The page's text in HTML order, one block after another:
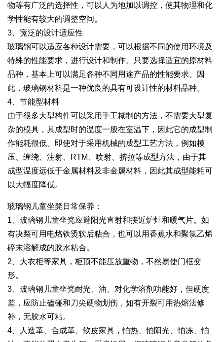
物等有广泛的选择性，可以人为地加以调控，使其物理和化
学性能有较大的调整空间。
3、宽泛的设计适应性
玻璃钢可以适应各种设计需要，可以根据不同的使用环境及
特殊的性能要求，进行设计和制作。只要选择适宜的原材料
品种，基本上可以满足各种不同用途产品的性能要求。因
此，玻璃钢材料是一种优良的具有可设计性的材料品种。
4、节能型材料
由于很多大型构件可以采用手工糊制的方法，不需要大型复
杂的模具，其成型时的温度一般在室温下，因此它的成型制
作能耗很低。即使对于采用机械的成型工艺方法，例如模
压、缠绕、注射、RTM、喷射、挤拉等成型方法，由于其
成型温度远低于金属材料及非金属材料，因此其成型能耗可
以大幅度降低。
玻璃钢儿童坐凳日常保养：
1、玻璃钢儿童坐凳应避阳光直射和接近炉灶和暖气片。如
有决裂可用电烙铁烫软后粘合，也可以用香蕉水和聚氯乙烯
碎末溶解成的胶水粘合。
2、大衣柜等家具，柜顶不能压放重物，不然易使门框变
形。
3、玻璃钢儿童坐凳耐光、油、对化学溶剂功能好，但硬度
差，应防止磕碰和刀尖硬物划伤，如有开裂可用热熔法修
补，无胶水可粘。
4、人造革、合成革、软皮家具，怕热、怕阳光、怕冻、怕